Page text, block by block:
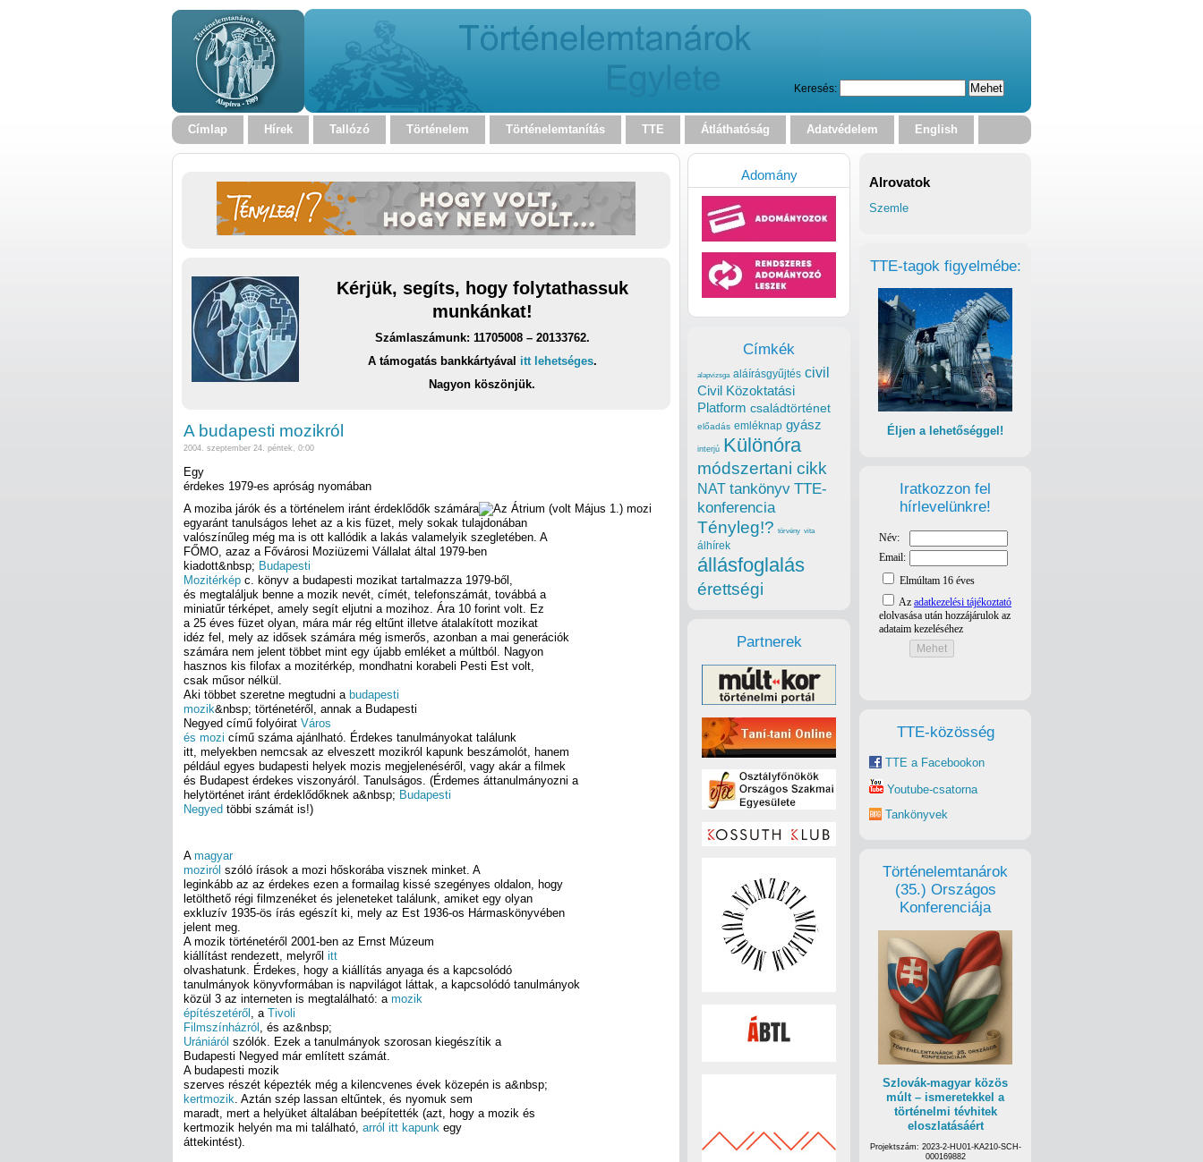
Keresés:
Címlap Hírek Tallózó Történelem Történelemtanítás TTE Átláthatóság Adatvédelem English
Kérjük, segíts, hogy folytathassuk
munkánkat!
Számlaszámunk: 11705008 – 20133762.
A támogatás bankkártyával itt lehetséges.
Nagyon köszönjük.
A budapesti mozikról
2004. szeptember 24. péntek, 0:00
Egy
érdekes 1979-es apróság nyomában
A moziba járók és a történelem iránt érdeklődők számára
egyaránt tanulságos lehet az a kis füzet, mely sokak tulajdonában
valószínűleg még ma is ott kallódik a lakás valamelyik szegletében. A
FŐMO, azaz a Fővárosi Moziüzemi Vállalat által 1979-ben
kiadott&nbsp; Budapesti
Mozitérkép c. könyv a budapesti mozikat tartalmazza 1979-ből,
és megtaláljuk benne a mozik nevét, címét, telefonszámát, továbbá a
miniatűr térképet, amely segít eljutni a mozihoz. Ára 10 forint volt. Ez
a 25 éves füzet olyan, mára már rég eltűnt illetve átalakított mozikat
idéz fel, mely az idősek számára még ismerős, azonban a mai generációk
számára nem jelent többet mint egy újabb emléket a múltból. Nagyon
hasznos kis filofax a mozitérkép, mondhatni korabeli Pesti Est volt,
csak műsor nélkül.
Aki többet szeretne megtudni a budapesti
mozik&nbsp; történetéről, annak a Budapesti
Negyed című folyóirat Város
és mozi című száma ajánlható. Érdekes tanulmányokat találunk
itt, melyekben nemcsak az elveszett mozikról kapunk beszámolót, hanem
például egyes budapesti helyek mozis megjelenéséről, vagy akár a filmek
és Budapest érdekes viszonyáról. Tanulságos. (Érdemes áttanulmányozni a
helytörténet iránt érdeklődőknek a&nbsp; Budapesti
Negyed többi számát is!)
A magyar
moziról szóló írások a mozi hőskorába visznek minket. A
leginkább az az érdekes ezen a formailag kissé szegényes oldalon, hogy
letölthető régi filmzenéket és jeleneteket találunk, amiket egy olyan
exkluzív 1935-ös írás egészít ki, mely az Est 1936-os Hármaskönyvében
jelent meg.
A mozik történetéről 2001-ben az Ernst Múzeum
kiállítást rendezett, melyről itt
olvashatunk. Érdekes, hogy a kiállítás anyaga és a kapcsolódó
tanulmányok könyvformában is napvilágot láttak, a kapcsolódó tanulmányok
közül 3 az interneten is megtalálható: a mozik
építészetéről , a Tivoli
Filmszínházról , és az&nbsp;
Urániáról szólók. Ezek a tanulmányok szorosan kiegészítik a
Budapesti Negyed már említett számát.
A budapesti mozik
szerves részét képezték még a kilencvenes évek közepén is a&nbsp;
kertmozik . Aztán szép lassan eltűntek, és nyomuk sem
maradt, mert a helyüket általában beépítették (azt, hogy a mozik és
kertmozik helyén ma mi található, arról itt kapunk egy
áttekintést).
Alrovatok
Szemle
TTE-tagok figyelmébe:
Éljen a lehetőséggel!
Iratkozzon fel
hírlevelünkre!
TTE-közösség
TTE a Facebookon
Youtube-csatorna
Tankönyvek
Történelemtanárok
(35.) Országos
Konferenciája
Szlovák-magyar közös
múlt – ismeretekkel a
történelmi tévhitek
eloszlatásáért
Projektszám: 2023-2-HU01-KA210-SCH-
000169882
Adomány
Címkék
alapvizsga aláírásgyűjtés civil
Civil Közoktatási
Platform családtörténet
előadás emléknap gyász
interjú Különóra
módszertani cikk
NAT tankönyv TTE-
konferencia
Tényleg!? törvény vita
álhírek
állásfoglalás
érettségi
Partnerek